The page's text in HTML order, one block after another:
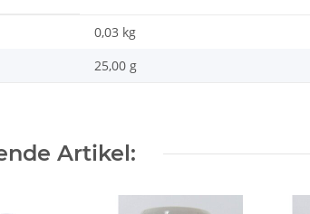
0,03 kg
25,00 g
Artikel: